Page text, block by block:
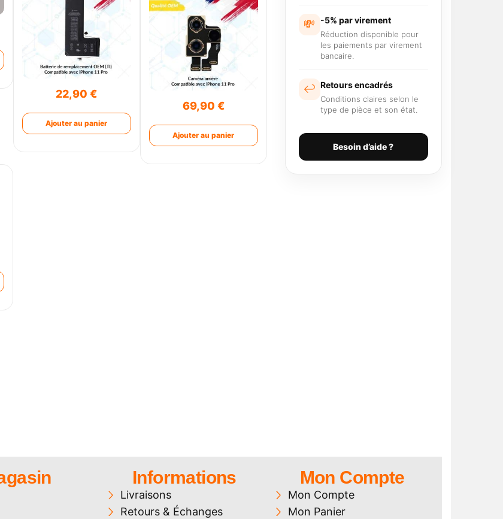
22,90€
Ajouter au panier
69,90 €
Ajouter au panier
💸 -5% par virement
Réduction disponible pour
les paiements par virement
bancaire.
↩️ Retours encadrés
Conditions claires selon le
type de pièce et son état.
Besoin d’aide ?
Informations
Livraisons
Retours & Échanges
Mon Compte
Mon Compte
Mon Panier